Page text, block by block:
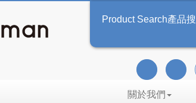
Product Search產品
關於我們